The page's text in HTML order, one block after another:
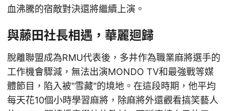
血沸騰的宿敵對決還將繼續上演。
與藤田社長相遇，華麗迴歸
脫離聯盟成為RMU代表後，多井作為職業麻將選手的
工作機會驟減，無法出演MONDO TV和最強戰等媒
體節目，陷入被"雪藏"的境地。在這段時期，他平均
每天花10個小時學習麻將，除麻將外還觀看搞笑藝人